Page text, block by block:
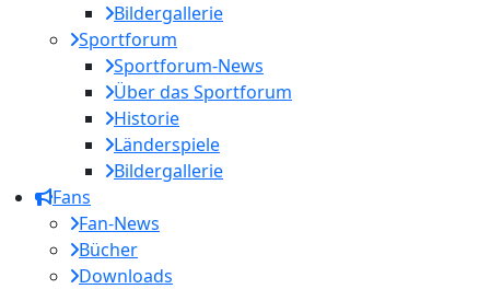
Bildergallerie
Sportforum
Sportforum-News
Über das Sportforum
Historie
Länderspiele
Bildergallerie
Fans
Fan-News
Bücher
Downloads